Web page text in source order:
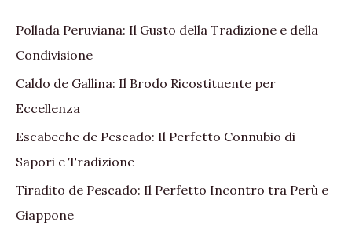
Pollada Peruviana: Il Gusto della Tradizione e della
Condivisione
Caldo de Gallina: Il Brodo Ricostituente per
Eccellenza
Escabeche de Pescado: Il Perfetto Connubio di
Sapori e Tradizione
Tiradito de Pescado: Il Perfetto Incontro tra Perù e
Giappone